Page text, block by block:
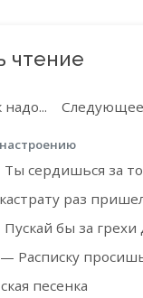
чтение
сердишься за
раз
бы за грехи
просишь
песенка